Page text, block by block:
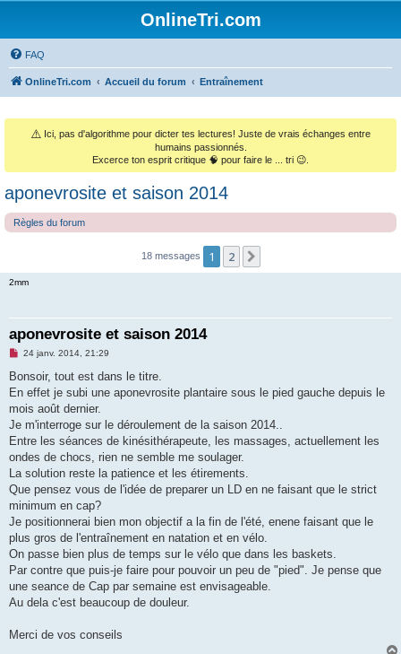
OnlineTri.com
FAQ
OnlineTri.com Accueil du forum Entraînement
⚠️ Ici, pas d'algorithme pour dicter tes lectures! Juste de vrais échanges entre
humains passionnés.
Excerce ton esprit critique 🧠 pour faire le ... tri 😉.
aponevrosite et saison 2014
Règles du forum
18 messages 1 2
2mm
aponevrosite et saison 2014
M
s
a
g
n
o
l
u
24 janv. 2014, 21:29
Bonsoir, tout est dans le titre.
En effet je subi une aponevrosite plantaire sous le pied gauche depuis le
mois août dernier.
Je m'interroge sur le déroulement de la saison 2014..
Entre les séances de kinésithérapeute, les massages, actuellement les
ondes de chocs, rien ne semble me soulager.
La solution reste la patience et les étirements.
Que pensez vous de l'idée de preparer un LD en ne faisant que le strict
minimum en cap?
Je positionnerai bien mon objectif a la fin de l'été, enene faisant que le
plus gros de l'entraînement en natation et en vélo.
On passe bien plus de temps sur le vélo que dans les baskets.
Par contre que puis-je faire pour pouvoir un peu de "pied". Je pense que
une seance de Cap par semaine est envisageable.
Au dela c'est beaucoup de douleur.
Merci de vos conseils